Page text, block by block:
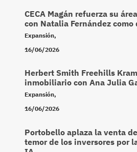
CECA Magán refuerza su
con Natalia Fernández como
Expansión,
16/06/2026
Herbert Smith Freehills
inmobiliario con Ana Julia
Expansión,
16/06/2026
Portobello aplaza la venta
temor de los inversores por